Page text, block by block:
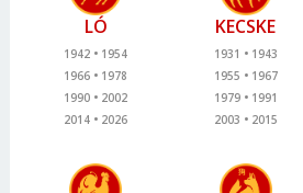
LÓ
1942
1954
1966
1978
1990
2002
2014
2026
KECSKE
1931
1943
1955
1967
1979
1991
2003
2015